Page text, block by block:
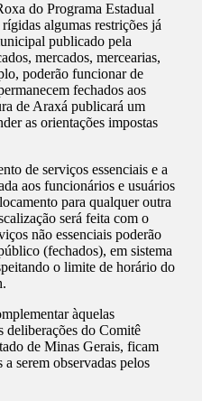
do Programa Estadual
algumas restrições já
publicado pela
mercados, mercearias,
poderão funcionar de
fechados aos
de Araxá publicará um
as orientações impostas
de serviços essenciais e a
aos funcionários e usuários
para qualquer outra
será feita com o
não essenciais poderão
(fechados), em sistema
o limite de horário do
àquelas
deliberações do Comitê
de Minas Gerais, ficam
serem observadas pelos